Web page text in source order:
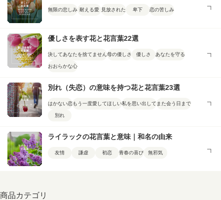
無限の悲しみ 耐える愛 見放された 卑下 恋の苦しみ
優しさを表す花と花言葉22選
決してあなたを捨てません母の優しさ 優しさ あなたを守る
おおらかな心
別れ（失恋）の意味を持つ花と花言葉23選
はかない恋もう一度愛してほしい私を思い出して また会う日まで
別れ
ライラックの花言葉と意味｜和名の由来
友情 謙虚 初恋 青春の喜び 無邪気
商品カテゴリ